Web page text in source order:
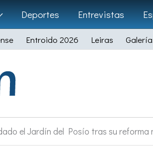
Deportes Entrevistas
Entroido 2026 Leiras
el Jardín del Posío tras su reforma